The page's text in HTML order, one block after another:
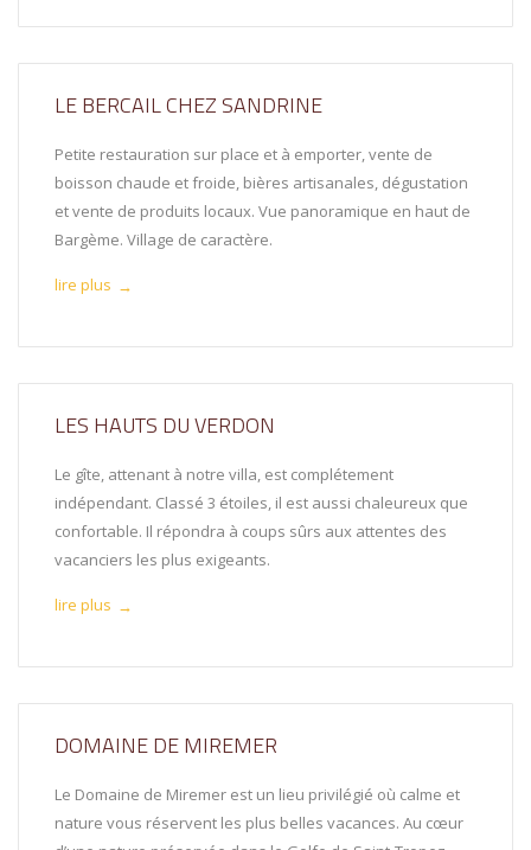
LE BERCAIL CHEZ SANDRINE
Petite restauration sur place et à emporter, vente de
boisson chaude et froide, bières artisanales, dégustation
et vente de produits locaux. Vue panoramique en haut de
Bargème. Village de caractère.
lire plus →
LES HAUTS DU VERDON
Le gîte, attenant à notre villa, est complétement
indépendant. Classé 3 étoiles, il est aussi chaleureux que
confortable. Il répondra à coups sûrs aux attentes des
vacanciers les plus exigeants.
lire plus →
DOMAINE DE MIREMER
Le Domaine de Miremer est un lieu privilégié où calme et
nature vous réservent les plus belles vacances. Au cœur